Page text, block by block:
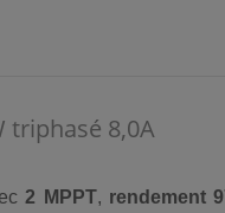
triphasé 8,0A
2 MPPT, rendement